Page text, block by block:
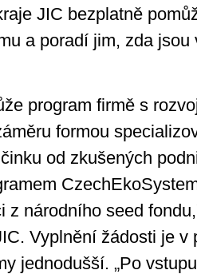
JIC bezplatně
a poradí jim, zda jsou
program firmě s
formou
od zkušených
z národního seed
Vyplnění žádosti je v
jednodušší. „Po